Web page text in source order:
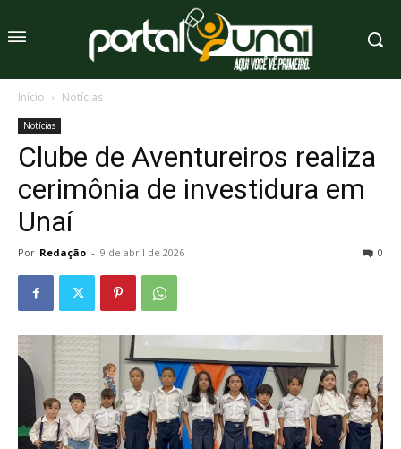
Início Notícias
Notícias
Clube de Aventureiros realiza
cerimônia de investidura em
Unaí
Por Redação - 9 de abril de 2026 0